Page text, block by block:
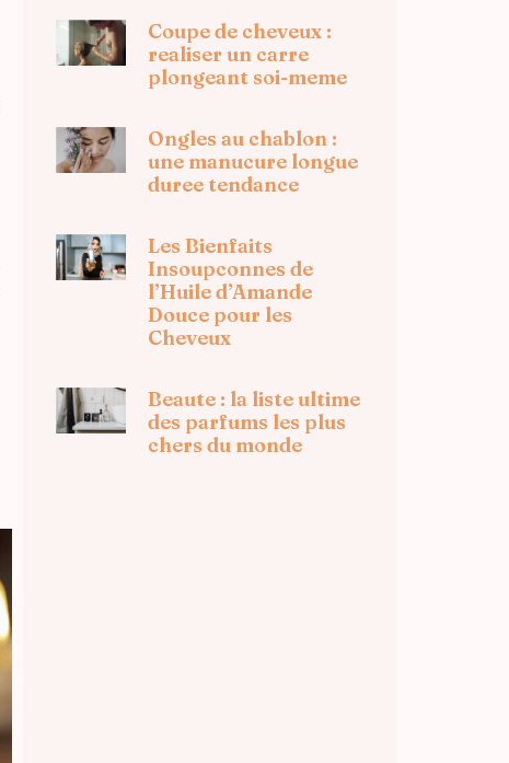
Coupe de cheveux :
realiser un carre
plongeant soi-meme
Ongles au chablon :
une manucure longue
duree tendance
Les Bienfaits
Insoupconnes de
l’Huile d’Amande
Douce pour les
Cheveux
Beaute : la liste ultime
des parfums les plus
chers du monde